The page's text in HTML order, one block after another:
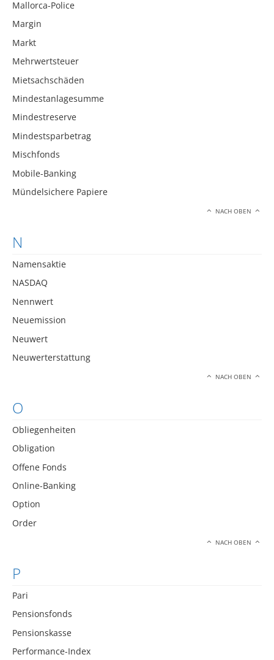
Mallorca-Police
Margin
Markt
Mehrwertsteuer
Mietsachschäden
Mindestanlagesumme
Mindestreserve
Mindestsparbetrag
Mischfonds
Mobile-Banking
Mündelsichere Papiere
NACH OBEN
N
Namensaktie
NASDAQ
Nennwert
Neuemission
Neuwert
Neuwerterstattung
NACH OBEN
O
Obliegenheiten
Obligation
Offene Fonds
Online-Banking
Option
Order
NACH OBEN
P
Pari
Pensionsfonds
Pensionskasse
Performance-Index